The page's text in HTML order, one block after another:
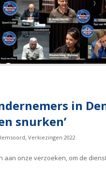
in
snurken’
, Verkiezingen 2022
aan onze verzoeken, om de